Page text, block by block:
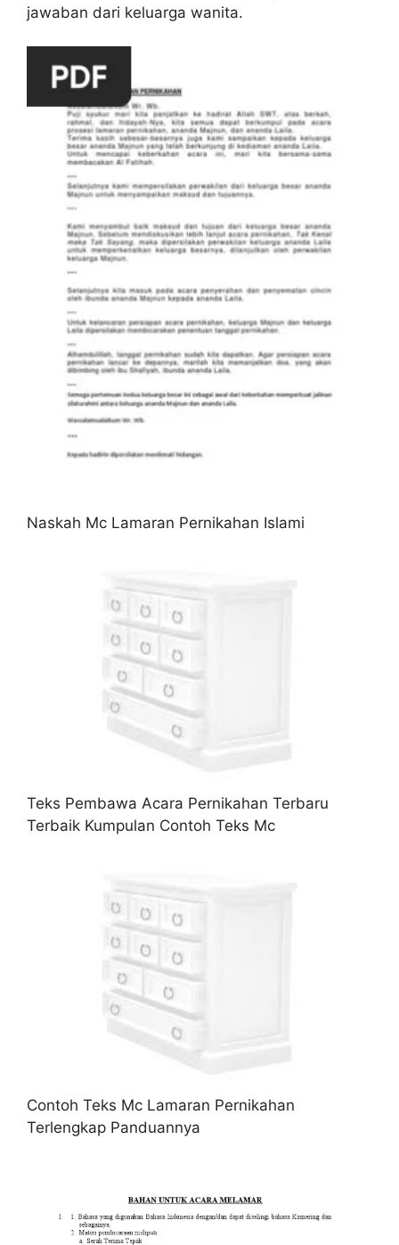
jawaban dari keluarga wanita.
Naskah Mc Lamaran Pernikahan Islami
Teks Pembawa Acara Pernikahan Terbaru
Terbaik Kumpulan Contoh Teks Mc
Contoh Teks Mc Lamaran Pernikahan
Terlengkap Panduannya